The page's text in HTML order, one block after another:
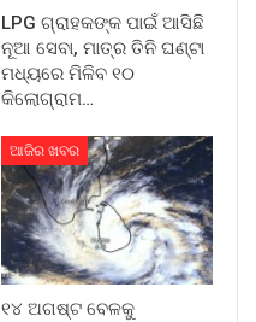
LPG ଗ୍ରାହକଙ୍କ ପାଇଁ ଆସିଛି
ନୂଆ ସେବା, ମାତ୍ର ତିନି ଘଣ୍ଟା
ମଧ୍ୟରେ ମିଳିବ ୧୦
କିଲୋଗ୍ରାମ…
ଆଜିର ଖବର
୧୪ ଅଗଷ୍ଟ ବେଳକୁ